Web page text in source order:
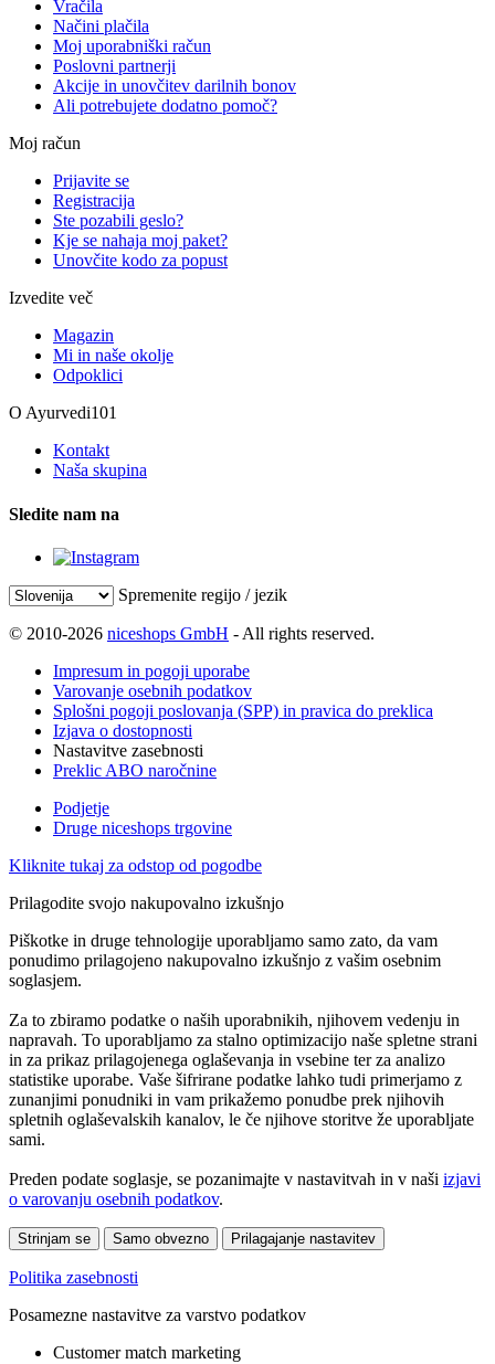
Vračila
Načini plačila
Moj uporabniški račun
Poslovni partnerji
Akcije in unovčitev darilnih bonov
Ali potrebujete dodatno pomoč?
Moj račun
Prijavite se
Registracija
Ste pozabili geslo?
Kje se nahaja moj paket?
Unovčite kodo za popust
Izvedite več
Magazin
Mi in naše okolje
Odpoklici
O Ayurvedi101
Kontakt
Naša skupina
Sledite nam na
Spremenite regijo / jezik
© 2010-2026 niceshops GmbH - All rights reserved.
Impresum in pogoji uporabe
Varovanje osebnih podatkov
Splošni pogoji poslovanja (SPP) in pravica do preklica
Izjava o dostopnosti
Nastavitve zasebnosti
Preklic ABO naročnine
Podjetje
Druge niceshops trgovine
Kliknite tukaj za odstop od pogodbe
Prilagodite svojo nakupovalno izkušnjo
Piškotke in druge tehnologije uporabljamo samo zato, da vam
ponudimo prilagojeno nakupovalno izkušnjo z vašim osebnim
soglasjem.
Za to zbiramo podatke o naših uporabnikih, njihovem vedenju in
napravah. To uporabljamo za stalno optimizacijo naše spletne strani
in za prikaz prilagojenega oglaševanja in vsebine ter za analizo
statistike uporabe. Vaše šifrirane podatke lahko tudi primerjamo z
zunanjimi ponudniki in vam prikažemo ponudbe prek njihovih
spletnih oglaševalskih kanalov, le če njihove storitve že uporabljate
sami.
Preden podate soglasje, se pozanimajte v nastavitvah in v naši izjavi
o varovanju osebnih podatkov.
Strinjam se Samo obvezno Prilagajanje nastavitev
Politika zasebnosti
Posamezne nastavitve za varstvo podatkov
Customer match marketing